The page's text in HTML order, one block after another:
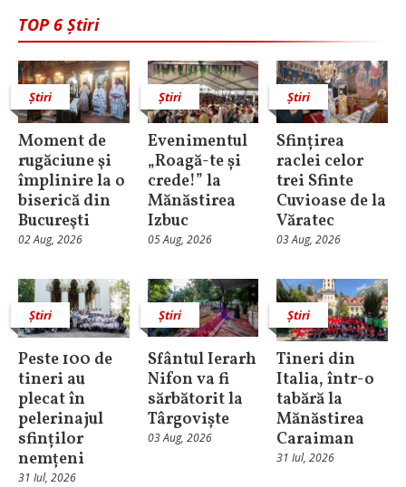
TOP 6 Știri
Știri
Moment de
rugăciune şi
împlinire la o
biserică din
Bucureşti
02 Aug, 2026
Știri
Evenimentul
„Roagă-te și
crede!” la
Mănăstirea
Izbuc
05 Aug, 2026
Știri
Sfințirea
raclei celor
trei Sfinte
Cuvioase de la
Văratec
03 Aug, 2026
Știri
Peste 100 de
tineri au
plecat în
pelerinajul
sfinților
nemțeni
31 Iul, 2026
Știri
Sfântul Ierarh
Nifon va fi
sărbătorit la
Târgoviște
03 Aug, 2026
Știri
Tineri din
Italia, într-o
tabără la
Mănăstirea
Caraiman
31 Iul, 2026